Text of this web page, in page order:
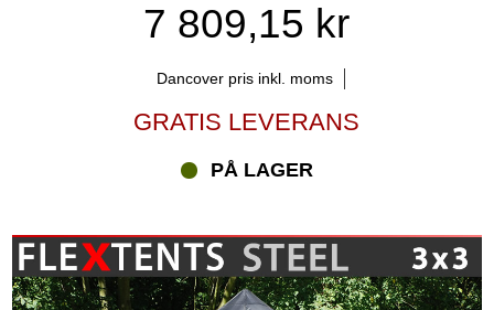
7 809,15 kr
Dancover pris inkl. moms
GRATIS LEVERANS
PÅ LAGER